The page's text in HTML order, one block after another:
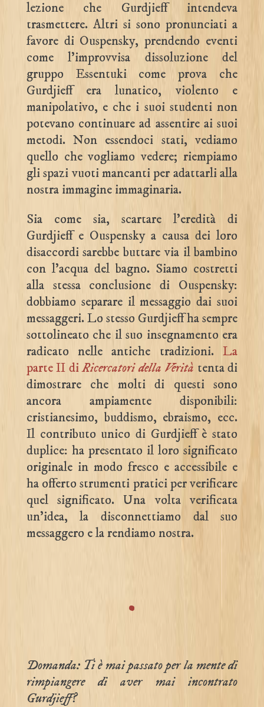
lezione che Gurdjieff intendeva
trasmettere. Altri si sono pronunciati a
favore di Ouspensky, prendendo eventi
come l’improvvisa dissoluzione del
gruppo Essentuki come prova che
Gurdjieff era lunatico, violento e
manipolativo, e che i suoi studenti non
potevano continuare ad assentire ai suoi
metodi. Non essendoci stati, vediamo
quello che vogliamo vedere; riempiamo
gli spazi vuoti mancanti per adattarli alla
nostra immagine immaginaria.
Sia come sia, scartare l’eredità di
Gurdjieff e Ouspensky a causa dei loro
disaccordi sarebbe buttare via il bambino
con l’acqua del bagno. Siamo costretti
alla stessa conclusione di Ouspensky:
dobbiamo separare il messaggio dai suoi
messaggeri. Lo stesso Gurdjieff ha sempre
sottolineato che il suo insegnamento era
radicato nelle antiche tradizioni.La
parte II diRicercatori della Verità tenta di
dimostrare che molti di questi sono
ancora ampiamente disponibili:
cristianesimo, buddismo, ebraismo, ecc.
Il contributo unico di Gurdjieff è stato
duplice: ha presentato il loro significato
originale in modo fresco e accessibile e
ha offerto strumenti pratici per verificare
quel significato. Una volta verificata
un’idea, la disconnettiamo dal suo
messaggero e la rendiamo nostra.
.
Domanda: Ti è mai passato per la mente di
rimpiangere di aver mai incontrato
Gurdjieff?